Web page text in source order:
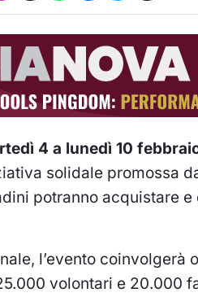
4 a lunedì 10
solidale promossa
potranno acquistare
l’evento
volontari e 20.000